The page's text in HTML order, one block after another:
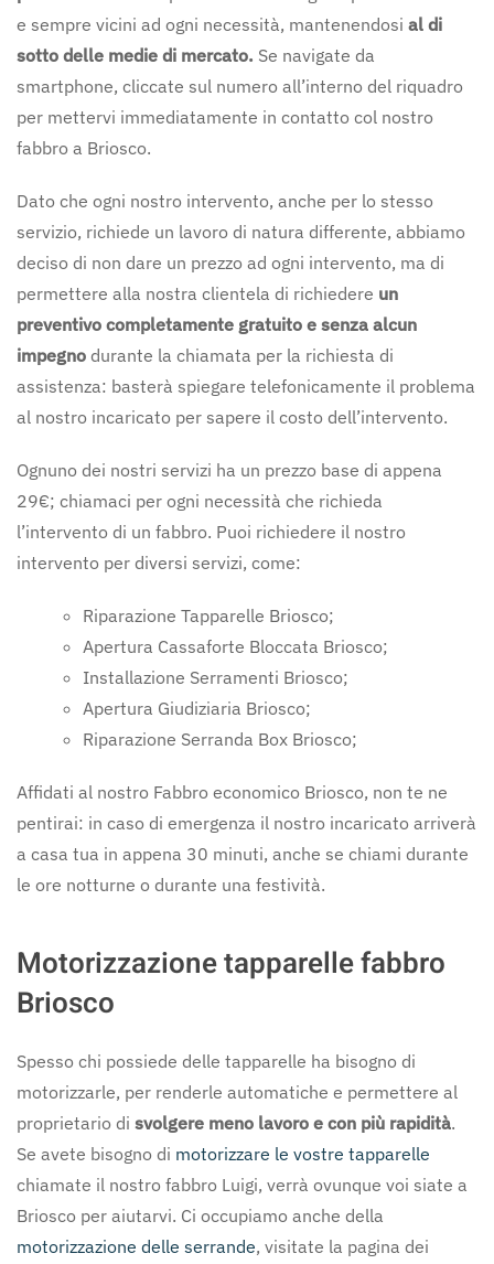
e sempre vicini ad ogni necessità, mantenendosi al di
sotto delle medie di mercato. Se navigate da
smartphone, cliccate sul numero all’interno del riquadro
per mettervi immediatamente in contatto col nostro
fabbro a Briosco.
Dato che ogni nostro intervento, anche per lo stesso
servizio, richiede un lavoro di natura differente, abbiamo
deciso di non dare un prezzo ad ogni intervento, ma di
permettere alla nostra clientela di richiedere un
preventivo completamente gratuito e senza alcun
impegno durante la chiamata per la richiesta di
assistenza: basterà spiegare telefonicamente il problema
al nostro incaricato per sapere il costo dell’intervento.
Ognuno dei nostri servizi ha un prezzo base di appena
29€; chiamaci per ogni necessità che richieda
l’intervento di un fabbro. Puoi richiedere il nostro
intervento per diversi servizi, come:
Riparazione Tapparelle Briosco;
Apertura Cassaforte Bloccata Briosco;
Installazione Serramenti Briosco;
Apertura Giudiziaria Briosco;
Riparazione Serranda Box Briosco;
Affidati al nostro Fabbro economico Briosco, non te ne
pentirai: in caso di emergenza il nostro incaricato arriverà
a casa tua in appena 30 minuti, anche se chiami durante
le ore notturne o durante una festività.
Motorizzazione tapparelle fabbro
Briosco
Spesso chi possiede delle tapparelle ha bisogno di
motorizzarle, per renderle automatiche e permettere al
proprietario di svolgere meno lavoro e con più rapidità.
Se avete bisogno di motorizzare le vostre tapparelle
chiamate il nostro fabbro Luigi, verrà ovunque voi siate a
Briosco per aiutarvi. Ci occupiamo anche della
motorizzazione delle serrande, visitate la pagina dei